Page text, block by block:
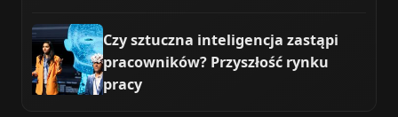
Czy sztuczna inteligencja zastąpi
pracowników? Przyszłość rynku
pracy